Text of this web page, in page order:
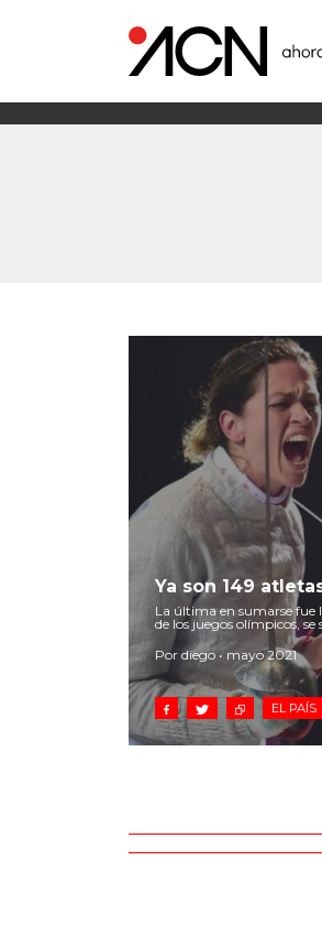
Ya son 149
La última en sumarse fue
de los juegos olímpicos,
Por diego • mayo 2021
EL PAÍS